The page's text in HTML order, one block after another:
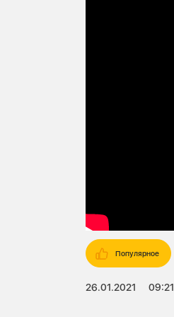
Популярное
26.01.2021 09:21